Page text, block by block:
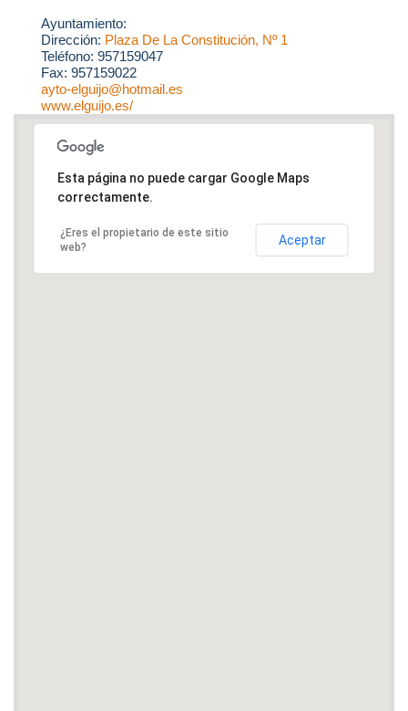
Ayuntamiento:
Dirección: Plaza De La Constitución, Nº 1
Teléfono: 957159047
Fax: 957159022
ayto-elguijo@hotmail.es
www.elguijo.es/
Esta página no puede cargar Google Maps
correctamente.
¿Eres el propietario de este sitio
web?
Aceptar